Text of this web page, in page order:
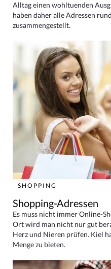
Alltag einen wohltuenden
haben daher alle Adressen
zusammengestellt.
SHOPPING
Shopping-Adressen
Es muss nicht immer Online-
Ort wird man nicht nur gut
Herz und Nieren prüfen. Kiel
Menge zu bieten.